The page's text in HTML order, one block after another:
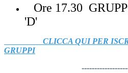
Ore 17.30
'D'
CLICCA QUI PER
GRUPPI